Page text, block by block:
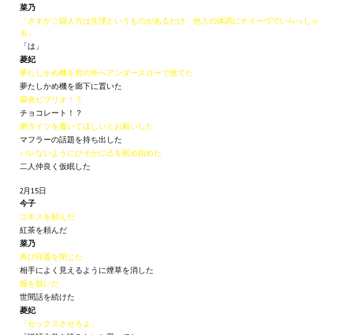
Kitana HGEC
Apella CBBE SSE BodySlide (with Physics)
Apella 2.0 CBBE SSE BodySlide (with Physics)
Kitana CBBE SSE BodySlide (with Physics)
Nekomimi
New Light Skyrim SE
SB Corset Armor CBBE SSE BodySlide (with Physics)
Wedding Wear CBBE SSE BodySlide (with Physics)
Работы Тестера 55
Наёмный оборотень
菜乃
「さすがご婦人方は生理というものがあるだけ、他人の体調にナイーヴでいらっしゃ
る」
「は」
菱妃
夢たしかめ機を窓の外へアンダースローで捨てた
夢たしかめ機を廊下に置いた
腸炎ビブリオ！？
チョコレート！？
網タイツを履いてほしいとお願いした
マフラーの話題を持ち出した
バレないようにひそかに己を慰め始めた
二人仲良く仮眠した
2月15日
今子
コキスを頼んだ
紅茶を頼んだ
菜乃
再び目蓋を閉じた
相手によく見えるように煙草を消した
服を脱いだ
世間話を続けた
菱妃
「セックスさせろよ」